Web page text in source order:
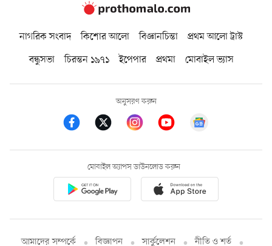
নাগরিক সংবাদ কিশোর আলো বিজ্ঞানচিন্তা
প্রথম আলো ট্রাস্ট
বন্ধুসভা
চিরন্তন ১৯৭১ ইপেপার প্রথমা মোবাইল ভ্যাস
অনুসরণ করুন
মোবাইল অ্যাপস ডাউনলোড করুন
আমাদের সম্পর্কে বিজ্ঞাপন সার্কুলেশন নীতি ও শর্ত